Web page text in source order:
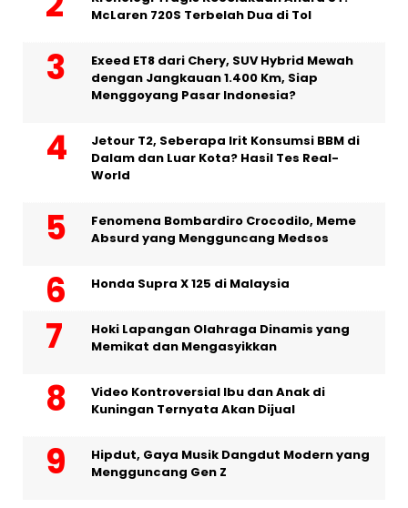
McLaren 720S Terbelah Dua di Tol
Exeed ET8 dari Chery, SUV Hybrid Mewah
dengan Jangkauan 1.400 Km, Siap
Menggoyang Pasar Indonesia?
Jetour T2, Seberapa Irit Konsumsi BBM di
Dalam dan Luar Kota? Hasil Tes Real-
World
Fenomena Bombardiro Crocodilo, Meme
Absurd yang Mengguncang Medsos
Honda Supra X 125 di Malaysia
Hoki Lapangan Olahraga Dinamis yang
Memikat dan Mengasyikkan
Video Kontroversial Ibu dan Anak di
Kuningan Ternyata Akan Dijual
Hipdut, Gaya Musik Dangdut Modern yang
Mengguncang Gen Z